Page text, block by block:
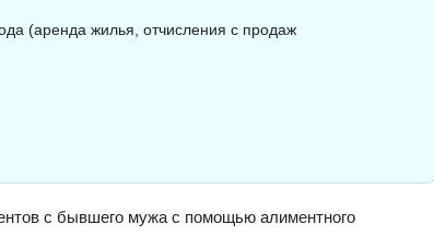
(аренда жилья, отчисления с продаж
с бывшего мужа с помощью алиментного